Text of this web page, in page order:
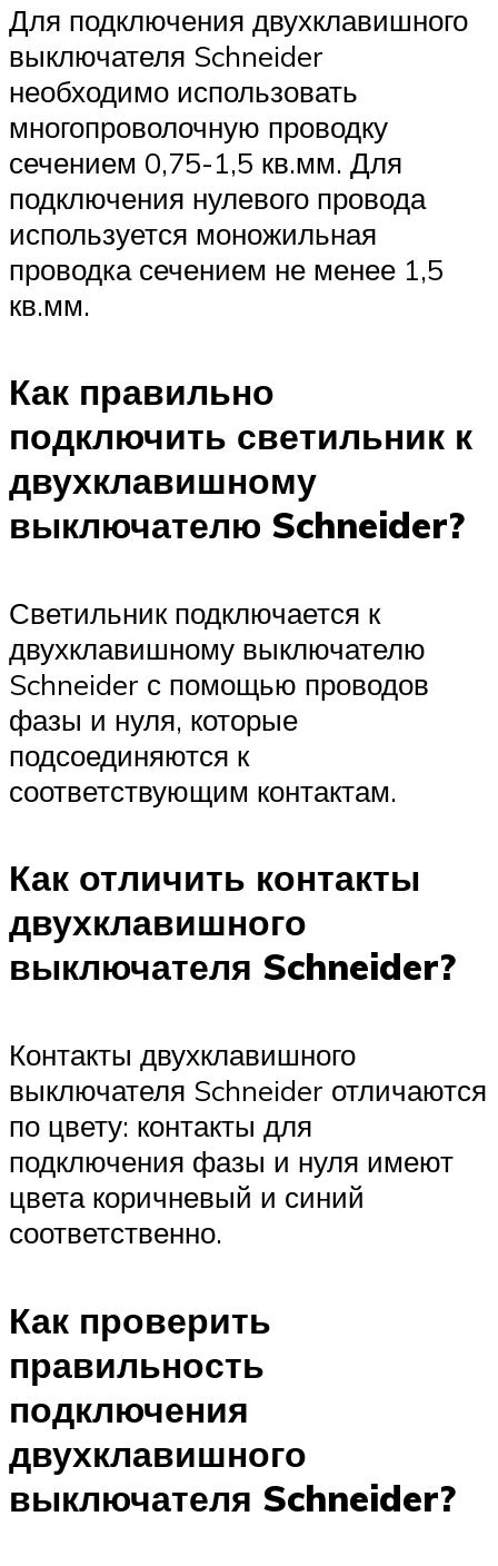
Для подключения двухклавишного
выключателя Schneider
необходимо использовать
многопроволочную проводку
сечением 0,75-1,5 кв.мм. Для
подключения нулевого провода
используется моножильная
проводка сечением не менее 1,5
кв.мм.
Как правильно
подключить светильник к
двухклавишному
выключателю Schneider?
Светильник подключается к
двухклавишному выключателю
Schneider с помощью проводов
фазы и нуля, которые
подсоединяются к
соответствующим контактам.
Как отличить контакты
двухклавишного
выключателя Schneider?
Контакты двухклавишного
выключателя Schneider отличаются
по цвету: контакты для
подключения фазы и нуля имеют
цвета коричневый и синий
соответственно.
Как проверить
правильность
подключения
двухклавишного
выключателя Schneider?